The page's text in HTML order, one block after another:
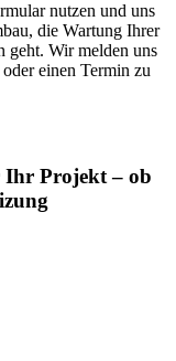
nutzen und uns
die Wartung Ihrer
geht. Wir melden uns
einen Termin zu
Ihr Projekt – ob